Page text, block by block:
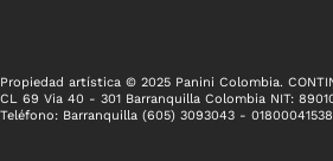
Propiedad artística © 2025 Panini Colombia.
CL 69 Via 40 - 301 Barranquilla Colombia NIT:
Teléfono: Barranquilla (605) 3093043 -